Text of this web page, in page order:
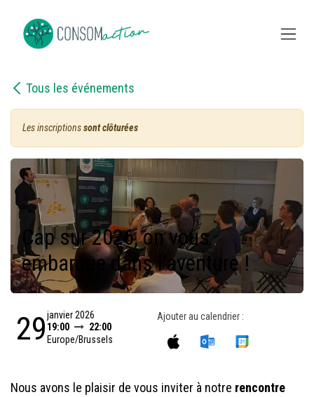
Tous les événements
Les inscriptionssont clôturées
Cap sur 2026, on vous
embarque dans l’aventure !
29janvier 2026
19:00
22:00
Europe/Brussels
Ajouter au calendrier :
Nous avons le plaisir de vous inviter à notre rencontre